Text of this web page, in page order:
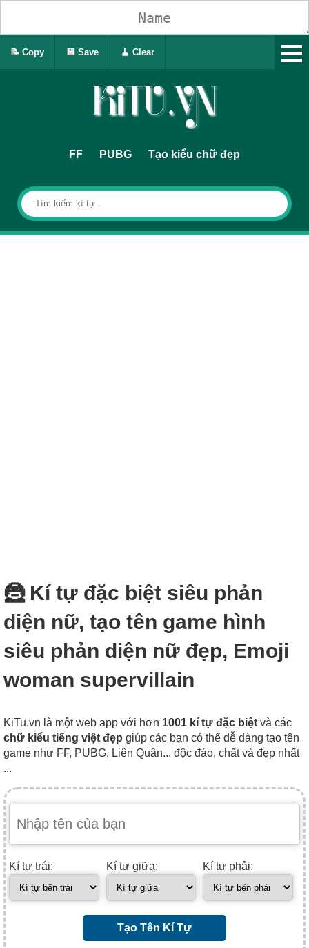
FF PUBG Tạo kiểu chữ đẹp
🦹‍ Kí tự đặc biệt siêu phản
diện nữ, tạo tên game hình
siêu phản diện nữ đẹp, Emoji
woman supervillain
KiTu.vn là một web app với hơn 1001 kí tự đặc biệt và các
chữ kiểu tiếng việt đẹp giúp các bạn có thể dễ dàng tạo tên
game như FF, PUBG, Liên Quân... độc đáo, chất và đẹp nhất
...
Kí tự trái: Kí tự giữa: Kí tự phải:
Tạo Tên Kí Tự
📝 Copy 💾 Save 🧹 Clear